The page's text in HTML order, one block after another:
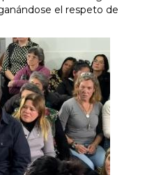
el respeto de